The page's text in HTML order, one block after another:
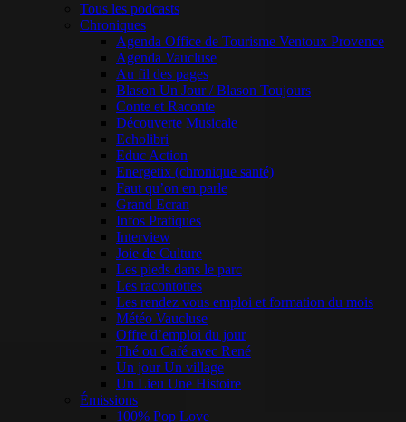
Tous les podcasts
Chroniques
Agenda Office de Tourisme Ventoux Provence
Agenda Vaucluse
Au fil des pages
Blason Un Jour / Blason Toujours
Conte et Raconte
Découverte Musicale
Echolibri
Educ Action
Energetix (chronique santé)
Faut qu’on en parle
Grand Ecran
Infos Pratiques
Interview
Joie de Culture
Les pieds dans le parc
Les racontottes
Les rendez vous emploi et formation du mois
Météo Vaucluse
Offre d’emploi du jour
Thé ou Café avec René
Un jour Un village
Un Lieu Une Histoire
Émissions
100% Pop Love